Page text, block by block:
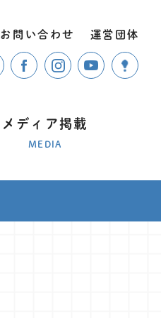
メディア掲載
MEDIA
お問い合わせ 運営団体